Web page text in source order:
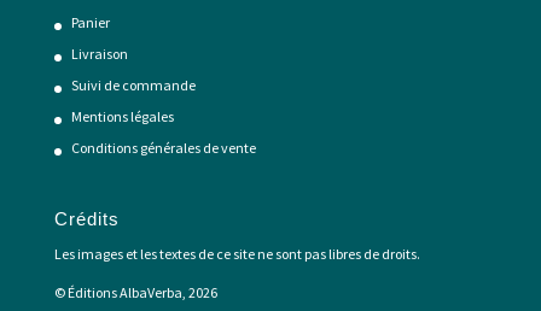
Panier
Livraison
Suivi de commande
Mentions légales
Conditions générales de vente
Crédits
Les images et les textes de ce site ne sont pas libres de droits.
© Éditions AlbaVerba, 2026